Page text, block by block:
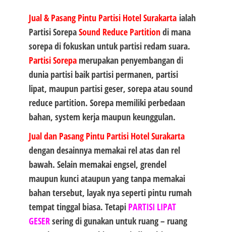
Jual & Pasang Pintu Partisi Hotel Surakartaialah
Partisi SorepaSound Reduce Partitiondi mana
sorepa di fokuskan untuk partisi redam suara.
Partisi Sorepamerupakan penyembangan di
dunia partisi baik partisi permanen, partisi
lipat, maupun partisi geser, sorepa atau sound
reduce partition. Sorepa memiliki perbedaan
bahan, system kerja maupun keunggulan.
Jual dan Pasang Pintu Partisi Hotel Surakarta
dengan desainnya memakai rel atas dan rel
bawah. Selain memakai engsel, grendel
maupun kunci ataupun yang tanpa memakai
bahan tersebut, layak nya seperti pintu rumah
tempat tinggal biasa. Tetapi PARTISI LIPAT
GESERsering di gunakan untuk ruang – ruang